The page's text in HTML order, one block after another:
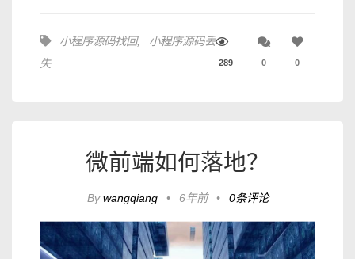
小程序源码找回,
小程序源码丢
失
289 0 0
微前端如何落地？
Bywangqiang • 6年前 • 0条评论